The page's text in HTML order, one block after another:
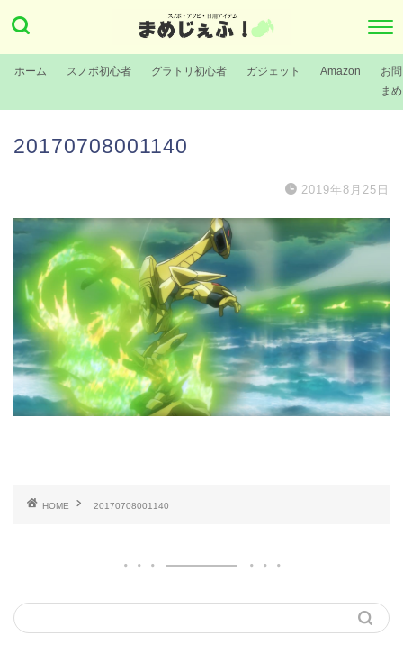
ホーム スノボ初心者 グラトリ初心者 ガジェット Amazon
お
ま
20170708001140
2019年8月25日
HOME 20170708001140